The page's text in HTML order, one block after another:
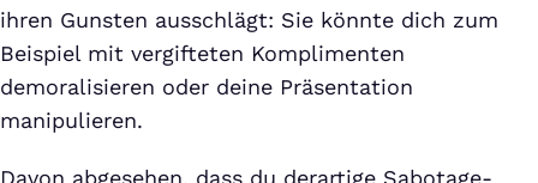
ihren Gunsten ausschlägt: Sie könnte dich zum
Beispiel mit vergifteten Komplimenten
demoralisieren oder deine Präsentation
manipulieren.
Davon abgesehen, dass du derartige Sabotage-